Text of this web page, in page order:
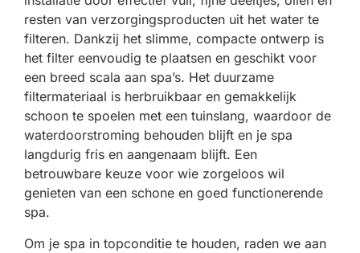
resten van verzorgingsproducten uit het water te
filteren. Dankzij het slimme, compacte ontwerp is
het filter eenvoudig te plaatsen en geschikt voor
een breed scala aan spa’s. Het duurzame
filtermateriaal is herbruikbaar en gemakkelijk
schoon te spoelen met een tuinslang, waardoor de
waterdoorstroming behouden blijft en je spa
langdurig fris en aangenaam blijft. Een
betrouwbare keuze voor wie zorgeloos wil
genieten van een schone en goed functionerende
spa.
Om je spa in topconditie te houden, raden we aan